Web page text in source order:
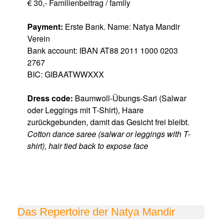
€ 30,- Familienbeitrag / family
Payment: Erste Bank. Name: Natya Mandir
Verein
Bank account: IBAN AT88 2011 1000 0203
2767
BIC: GIBAATWWXXX
Dress code: Baumwoll-Übungs-Sari (Salwar
oder Leggings mit T-Shirt), Haare
zurückgebunden, damit das Gesicht frei bleibt.
Cotton dance saree (salwar or leggings with T-
shirt), hair tied back to expose face
Das Repertoire der Natya Mandir